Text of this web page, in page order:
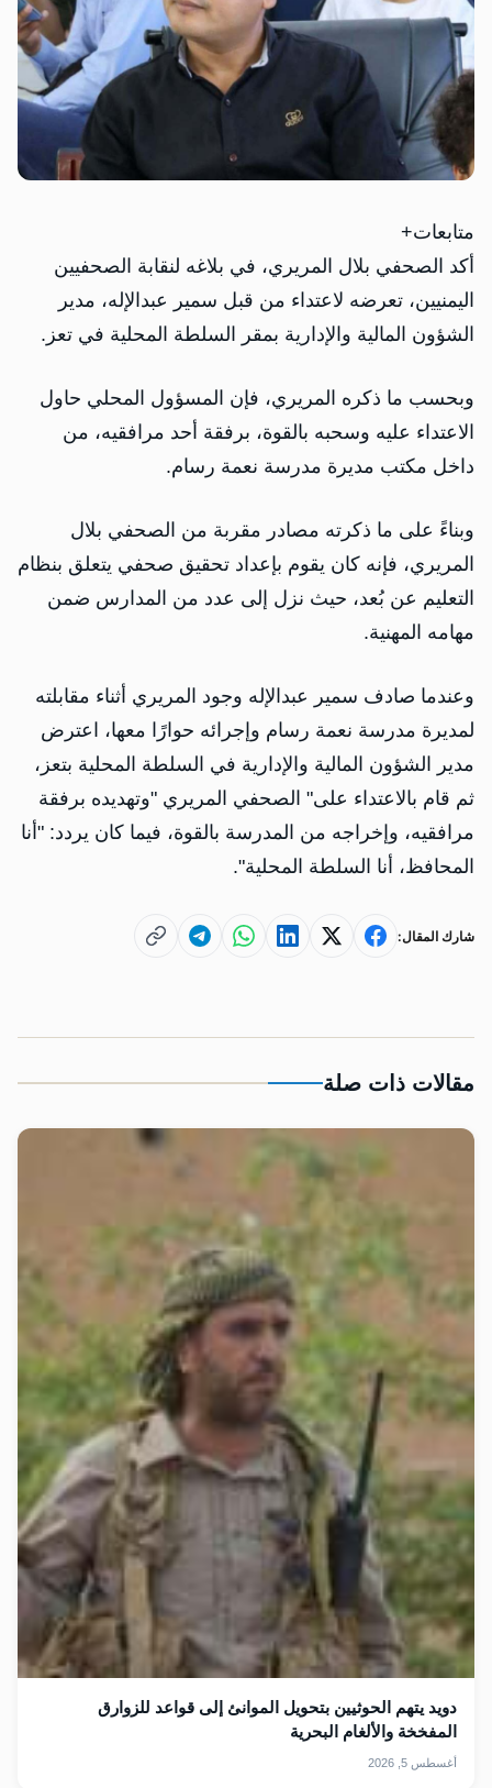
متابعات+
أكد الصحفي بلال المريري، في بلاغه لنقابة الصحفيين
اليمنيين، تعرضه لاعتداء من قبل سمير عبدالإله، مدير
الشؤون المالية والإدارية بمقر السلطة المحلية في تعز.
وبحسب ما ذكره المريري، فإن المسؤول المحلي حاول
الاعتداء عليه وسحبه بالقوة، برفقة أحد مرافقيه، من
داخل مكتب مديرة مدرسة نعمة رسام.
وبناءً على ما ذكرته مصادر مقربة من الصحفي بلال
المريري، فإنه كان يقوم بإعداد تحقيق صحفي يتعلق بنظام
التعليم عن بُعد، حيث نزل إلى عدد من المدارس ضمن
مهامه المهنية.
وعندما صادف سمير عبدالإله وجود المريري أثناء مقابلته
لمديرة مدرسة نعمة رسام وإجرائه حوارًا معها، اعترض
مدير الشؤون المالية والإدارية في السلطة المحلية بتعز،
ثم قام بالاعتداء على" الصحفي المريري "وتهديده برفقة
مرافقيه، وإخراجه من المدرسة بالقوة، فيما كان يردد: "أنا
المحافظ، أنا السلطة المحلية".
شارك المقال:
مقالات ذات صلة
دويد يتهم الحوثيين بتحويل الموانئ إلى قواعد للزوارق
المفخخة والألغام البحرية
أغسطس 5, 2026